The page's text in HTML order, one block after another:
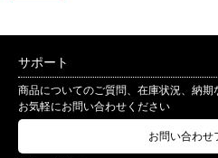
サポート
商品についてのご質問、在庫状況、納期
お気軽にお問い合わせください
お問い合わせ